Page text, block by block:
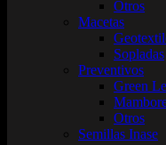
Otros
Macetas
Sopladas
Preventivos
Green
Otros
Semillas Inase